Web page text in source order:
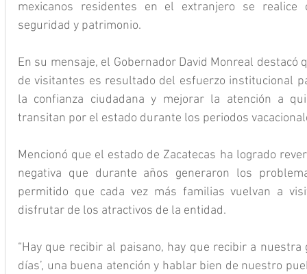
mexicanos residentes en el extranjero se
seguridad y patrimonio.
En su mensaje, el Gobernador David Monreal destacó
de visitantes es resultado del esfuerzo institucional
la confianza ciudadana y mejorar la atención a
transitan por el estado durante los periodos
Mencionó que el estado de Zacatecas ha logrado
negativa que durante años generaron los
permitido que cada vez más familias vuelvan a
disfrutar de los atractivos de la entidad.
“Hay que recibir al paisano, hay que recibir a nuestra
días’, una buena atención y hablar bien de nuestro